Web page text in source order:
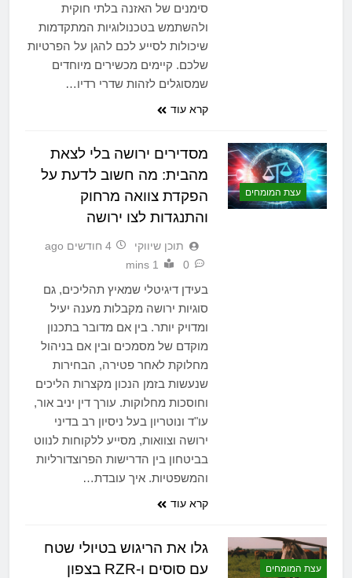
סימנים של האזנה בלתי חוקית
ולהשתמש בטכנולוגיות המתקדמות
שיכולות לסייע לכם להגן על הפרטיות
שלכם. קיימים מכשירים מיוחדים
שמסוגלים לזהות שדרי רדיו…
קרא עוד
עצת המומחים
מסדירים ירושה בלי לצאת
מהבית: מה חשוב לדעת על
הפקדת צוואה מרחוק
והתנגדות לצו ירושה
תוכן שיווקי
4 חודשים ago
0
1 mins
בעידן דיגיטלי שמאיץ תהליכים, גם
סוגיות ירושה מקבלות מענה יעיל
ומדויק יותר. בין אם מדובר בתכנון
מוקדם של מסמכים ובין אם בניהול
מחלוקת לאחר פטירה, הבחירות
שנעשות בזמן הנכון מקצרות הליכים
וחוסכות מחלוקות. עורך דין יניב אור,
עו"ד ונוטריון בעל ניסיון רב בדיני
ירושה וצוואות, מסייע ללקוחות לנווט
בביטחון בין הדרישות הפרוצדורליות
והמשפטיות. איך עובדת…
קרא עוד
עצת המומחים
גלו את הריגוש בטיולי שטח
עם סוסים ו-RZR בצפון